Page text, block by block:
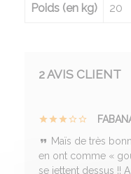
Poids (en kg) 20
2 AVIS CLIENT
Maïs de très
en ont comme «
se jettent dessus !!